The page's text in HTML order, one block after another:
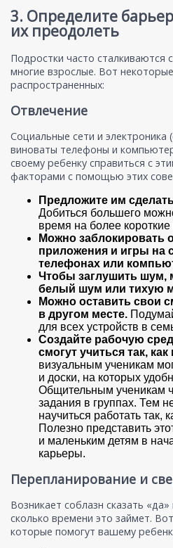
3. Определите
их преодолеть
Подростки часто сталкиваются
многие взрослые. Вот
распространенных:
Отвлечение
Социальные сети и электроника
виноваты телефоны и
своему ребенку справиться с
факторами с помощью этих
Предложите им
Добиться большего
время на более
Можно заблокировать
приложения и игры на
телефонах или
Чтобы заглушить шум,
белый шум или тихую
Можно оставить свои
в другом месте.
для всех устройств в
Создайте рабочую
смогут учиться так,
визуальным ученикам
и доски, на которых
Общительным ученикам
задания в группах. Тем
научиться работать так,
Полезно представить
и маленьким детям в
карьеры.
Перепланирование и
Возникает соблазн сказать
сколько времени это займет.
которые помогут вашему